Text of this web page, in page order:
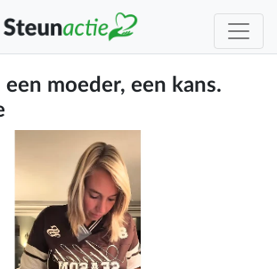
een moeder, een kans.